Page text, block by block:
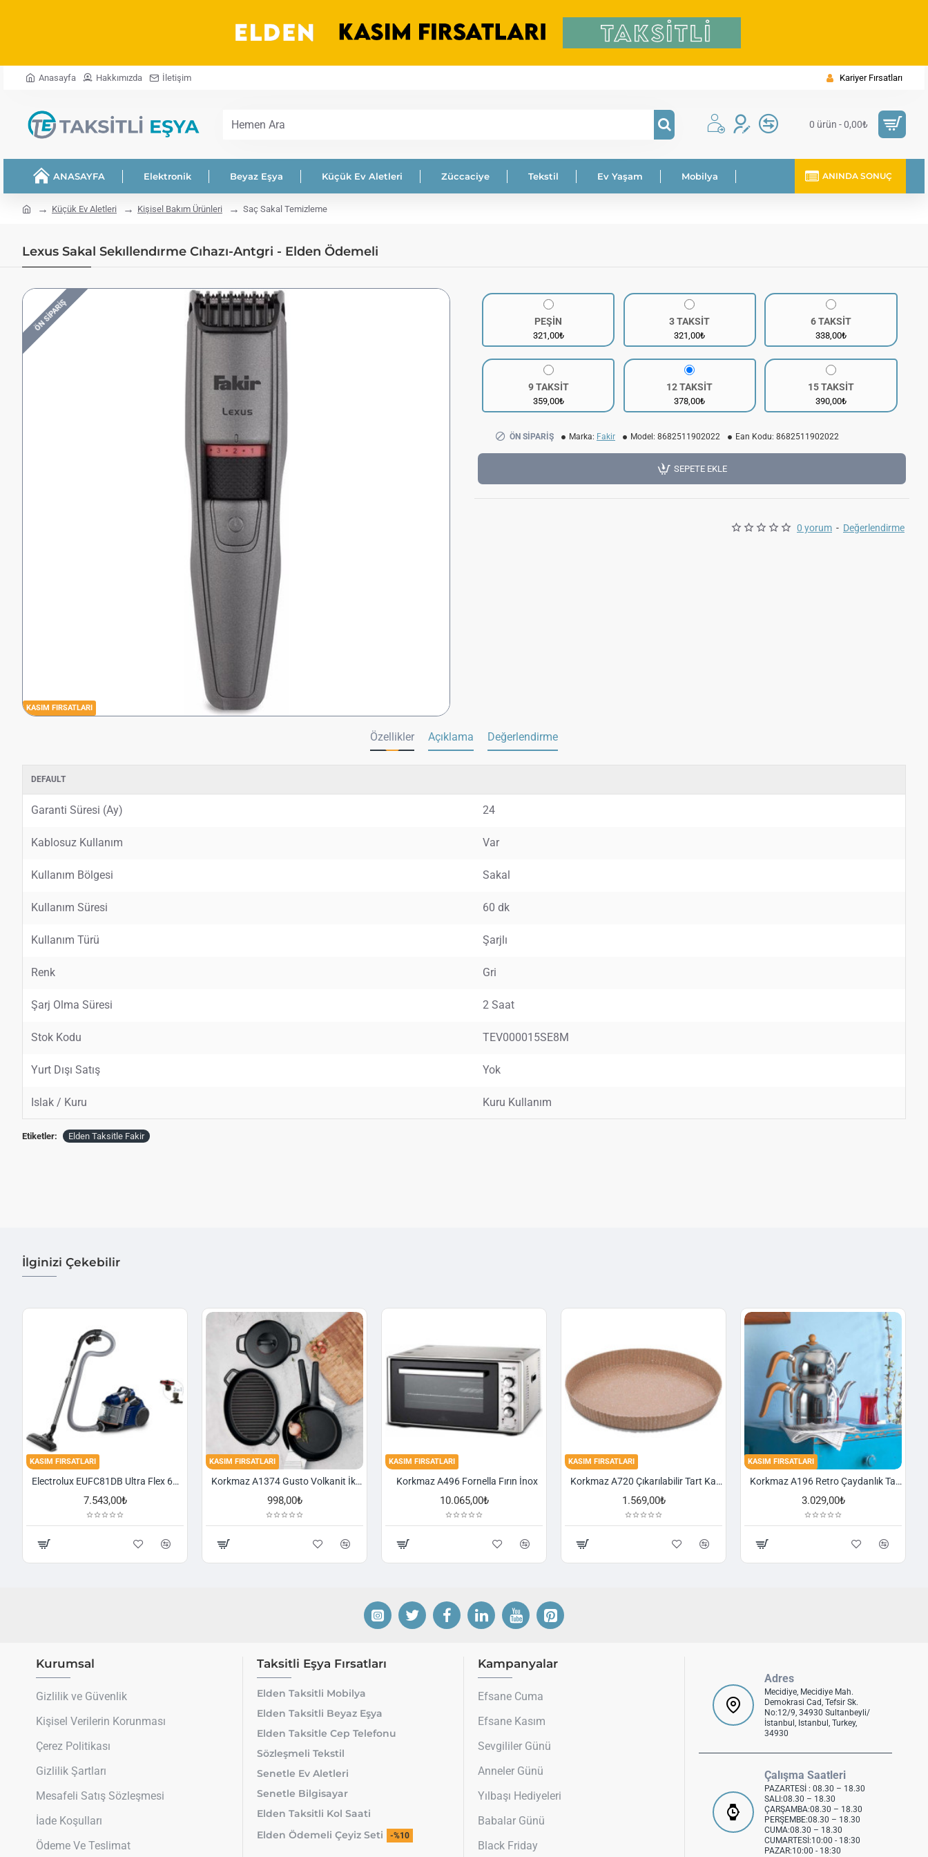
Anasayfa Hakkımızda İletişim Kariyer Fırsatları
Hemen
0 ürün - 0,00₺
ANASAYFA Elektronik Beyaz Eşya Küçük Ev Aletleri Züccaciye Tekstil Ev Yaşam Mobilya ANINDA SONUÇ
home Küçük Ev Aletleri Kişisel Bakım Ürünleri Saç Sakal Temizleme
Lexus Sakal Sekıllendırme Cıhazı-Antgri - Elden Ödemeli
KASIM FIRSATLARI
ÖN SIPARIŞ
0 yorum - Değerlendirme
PEŞİN
321,00₺
3 TAKSİT
321,00₺
6 TAKSİT
338,00₺
9 TAKSİT
359,00₺
12 TAKSİT
378,00₺
15 TAKSİT
390,00₺
ÖN SIPARIŞ Marka: Fakir Model: 8682511902022 Ean Kodu: 8682511902022
SEPETE EKLE
Özellikler Açıklama Değerlendirme
DEFAULT
Garanti Süresi (Ay) 24
Kablosuz Kullanım Var
Kullanım Bölgesi Sakal
Kullanım Süresi 60 dk
Kullanım Türü Şarjlı
Renk Gri
Şarj Olma Süresi 2 Saat
Stok Kodu TEV000015SE8M
Yurt Dışı Satış Yok
Islak / Kuru Kuru Kullanım
Etiketler: Elden Taksitle Fakir
İlginizi Çekebilir
KASIM FIRSATLARI
Electrolux EUFC81DB Ultra Flex 650 W Toz Torbasız Süpürge
7.543,00₺
KASIM FIRSATLARI
Korkmaz A1374 Gusto Volkanit İki Kulplu Oval Tava
998,00₺
KASIM FIRSATLARI
Korkmaz A496 Fornella Fırın İnox
10.065,00₺
KASIM FIRSATLARI
Korkmaz A720 Çıkarılabilir Tart Kalıbı Granit 29,5 cm
1.569,00₺
KASIM FIRSATLARI
Korkmaz A196 Retro Çaydanlık Takımı
3.029,00₺
Kurumsal
Gizlilik ve Güvenlik
Kişisel Verilerin Korunması
Çerez Politikası
Gizlilik Şartları
Mesafeli Satış Sözleşmesi
İade Koşulları
Ödeme Ve Teslimat
Taksitli Eşya Fırsatları
Elden Taksitli Mobilya
Elden Taksitli Beyaz Eşya
Elden Taksitle Cep Telefonu
Sözleşmeli Tekstil
Senetle Ev Aletleri
Senetle Bilgisayar
Elden Taksitli Kol Saati
Elden Ödemeli Çeyiz Seti
-%10
Kampanyalar
Efsane Cuma
Efsane Kasım
Sevgililer Günü
Anneler Günü
Yılbaşı Hediyeleri
Babalar Günü
Black Friday
Adres
Mecidiye, Mecidiye Mah.
Demokrasi Cad, Tefsir Sk.
No:12/9, 34930 Sultanbeyli/
İstanbul, Istanbul, Turkey,
34930
Çalışma Saatleri
PAZARTESİ : 08.30 – 18.30
SALI:08.30 – 18.30
ÇARŞAMBA:08.30 – 18.30
PERŞEMBE:08.30 – 18.30
CUMA:08.30 – 18.30
CUMARTESİ:10:00 - 18:30
PAZAR:10:00 - 18:30